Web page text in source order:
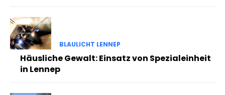
BLAULICHT LENNEP
Häusliche Gewalt: Einsatz von Spezialeinheit
in Lennep